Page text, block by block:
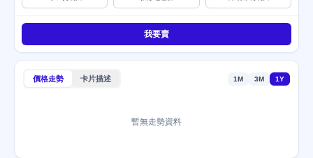
我要賣
價格走勢 卡片描述 1M 3M 1Y
暫無走勢資料